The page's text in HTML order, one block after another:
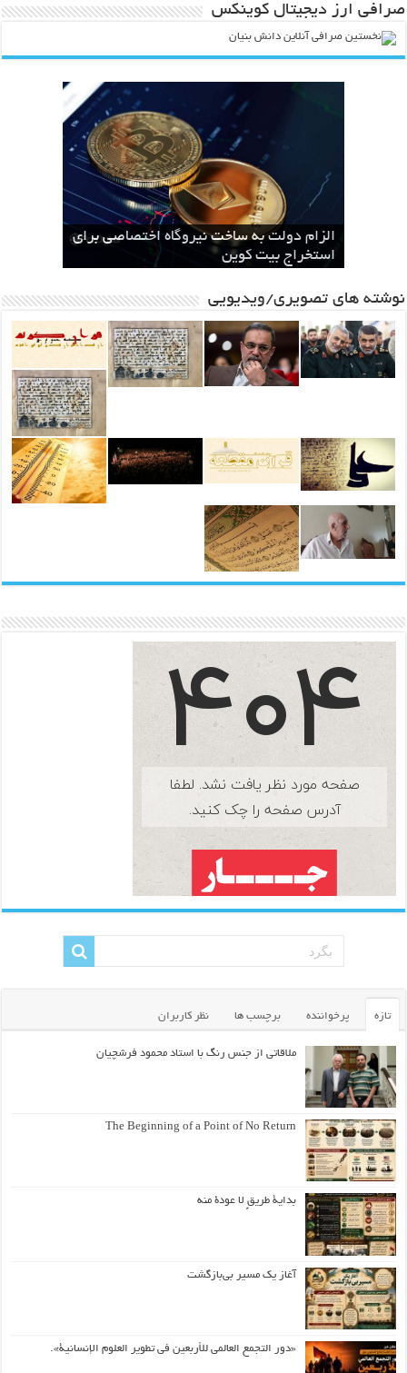
صرافی ارز دیجیتال کوینکس
سال‌ها بلاتکلیفی مالکان اراضی شاهنامه ۳۵
مشهد
باند قدرتمند مافیایی پشت صحنه کوهخواری
در مشهد
انقلاب در صنعت و کشاورزی با ارائه لیزر
سطحی
طرح ایران رود قبل از اینکه یک طرح ملی
باشد ، یک مطالبه بین المللی خواهد شد
الزام دولت به ساخت نیروگاه اختصاصی برای
استخراج بیت کوین
نوشته های تصویری/ویدیویی
تازه پرخواننده برچسب ها نظر کاربران
ملاقاتی از جنس رنگ با استاد محمود فرشچیان
The Beginning of a Point of No Return
بداية طريقٍ لا عودة منه
آغاز یک مسیر بی‌بازگشت
«دور التجمع العالمي للأربعين في تطوير العلوم الإنسانية».